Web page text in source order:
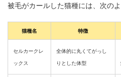
被毛がカールした猫種には、次の
猫種名 特徴
セルカークレ
ックス
全体的に丸くてがっし
りとした体型